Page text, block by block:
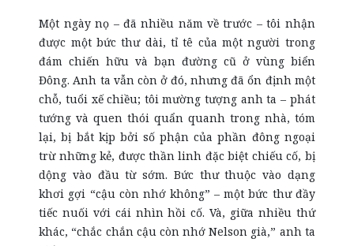
Một ngày nọ – đã nhiều năm về trước – tôi nhận
được một bức thư dài, tỉ tê của một người trong
đám chiến hữu và bạn đường cũ ở vùng biển
Đông. Anh ta vẫn còn ở đó, nhưng đã ổn định một
chỗ, tuổi xế chiều; tôi mường tượng anh ta – phát
tướng và quen thói quẩn quanh trong nhà, tóm
lại, bị bắt kịp bởi số phận của phần đông ngoại
trừ những kẻ, được thần linh đặc biệt chiếu cố, bị
dộng vào đầu từ sớm. Bức thư thuộc vào dạng
khơi gợi “cậu còn nhớ không” – một bức thư đầy
tiếc nuối với cái nhìn hồi cố. Và, giữa nhiều thứ
khác, “chắc chắn cậu còn nhớ Nelson già,” anh ta